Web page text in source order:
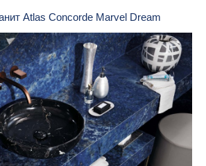
Atlas Concorde Marvel Dream